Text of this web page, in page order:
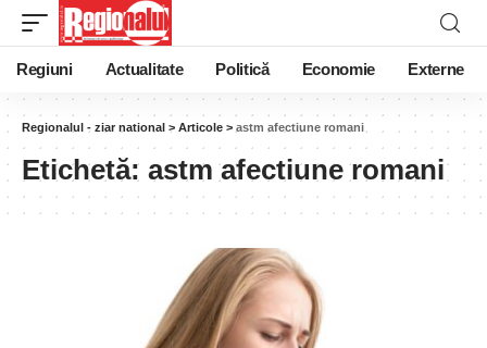
Regiuni Actualitate Politică Economie Externe
Regionalul - ziar national > Articole > astm afectiune romani
Etichetă: astm afectiune romani